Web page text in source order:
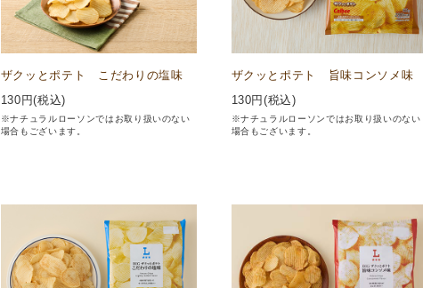
ザクッとポテト こだわりの塩味
130 円(税込)
※ナチュラルローソンではお取り扱いのない
場合もございます。
ザクッとポテト 旨味コンソメ味
130円(税込)
※ナチュラルローソンではお取り扱いのない
場合もございます。